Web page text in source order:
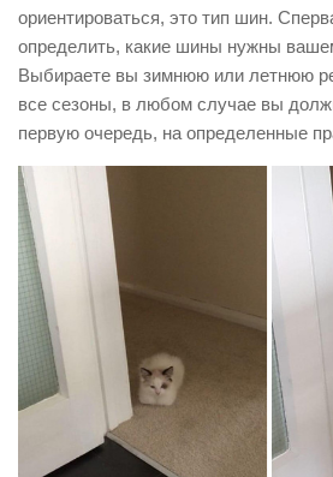
ориентироваться, это тип шин.
определить, какие шины нужны
Выбираете вы зимнюю или летнюю
все сезоны, в любом случае вы
первую очередь, на определенные